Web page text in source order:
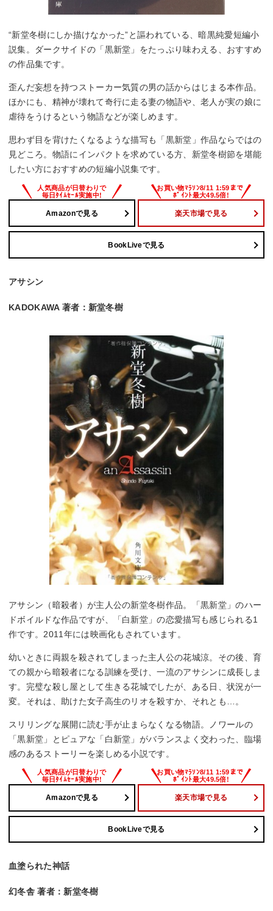
“新堂冬樹にしか描けなかった”と謳われている、暗黒純愛短編小
説集。ダークサイドの「黒新堂」をたっぷり味わえる、おすすめ
の作品集です。
歪んだ妄想を持つストーカー気質の男の話からはじまる本作品。
ほかにも、精神が壊れて奇行に走る妻の物語や、老人が実の娘に
虐待をうけるという物語などが楽しめます。
思わず目を背けたくなるような描写も「黒新堂」作品ならではの
見どころ。物語にインパクトを求めている方、新堂冬樹節を堪能
したい方におすすめの短編小説集です。
Amazonで見る 楽天市場で見る
BookLiveで見る
アサシン
KADOKAWA 著者：新堂冬樹
アサシン（暗殺者）が主人公の新堂冬樹作品。「黒新堂」のハー
ドボイルドな作品ですが、「白新堂」の恋愛描写も感じられる1
作です。2011年には映画化もされています。
幼いときに両親を殺されてしまった主人公の花城涼。その後、育
ての親から暗殺者になる訓練を受け、一流のアサシンに成長しま
す。完璧な殺し屋として生きる花城でしたが、ある日、状況が一
変。それは、助けた女子高生のリオを殺すか、それとも…。
スリリングな展開に読む手が止まらなくなる物語。ノワールの
「黒新堂」とピュアな「白新堂」がバランスよく交わった、臨場
感のあるストーリーを楽しめる小説です。
Amazonで見る 楽天市場で見る
BookLiveで見る
血塗られた神話
幻冬舎 著者：新堂冬樹